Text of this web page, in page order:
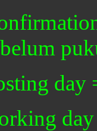
day